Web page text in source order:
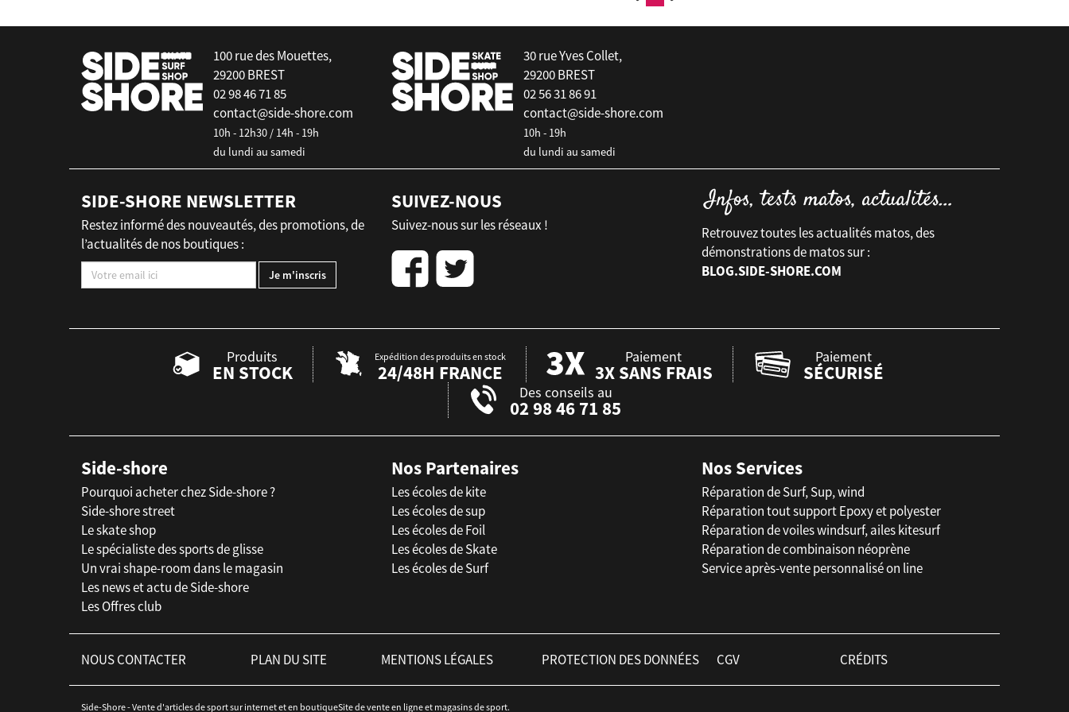
100 rue des Mouettes,
29200 BREST
02 98 46 71 85
contact@side-shore.com
10h - 12h30 / 14h - 19h
du lundi au samedi
30 rue Yves Collet,
29200 BREST
02 56 31 86 91
contact@side-shore.com
10h - 19h
du lundi au samedi
SIDE-SHORE NEWSLETTER
Restez informé des nouveautés, des promotions, de
l’actualités de nos boutiques :
SUIVEZ-NOUS
Suivez-nous sur les réseaux !
Retrouvez toutes les actualités matos, des
démonstrations de matos sur :
BLOG.SIDE-SHORE.COM
Produits
EN STOCK
Expédition des produits en stock
24/48H FRANCE
Paiement
3X SANS FRAIS
Paiement
SÉCURISÉ
Des conseils au
02 98 46 71 85
Side-shore
Pourquoi acheter chez Side-shore ?
Side-shore street
Le skate shop
Le spécialiste des sports de glisse
Un vrai shape-room dans le magasin
Les news et actu de Side-shore
Les Offres club
Nos Partenaires
Les écoles de kite
Les écoles de sup
Les écoles de Foil
Les écoles de Skate
Les écoles de Surf
Nos Services
Réparation de Surf, Sup, wind
Réparation tout support Epoxy et polyester
Réparation de voiles windsurf, ailes kitesurf
Réparation de combinaison néoprène
Service après-vente personnalisé on line
NOUS CONTACTER PLAN DU SITE MENTIONS LÉGALES PROTECTION DES DONNÉES CGV CRÉDITS
Side-Shore - Vente d'articles de sport sur internet et en boutiqueSite de vente en ligne et magasins de sport.